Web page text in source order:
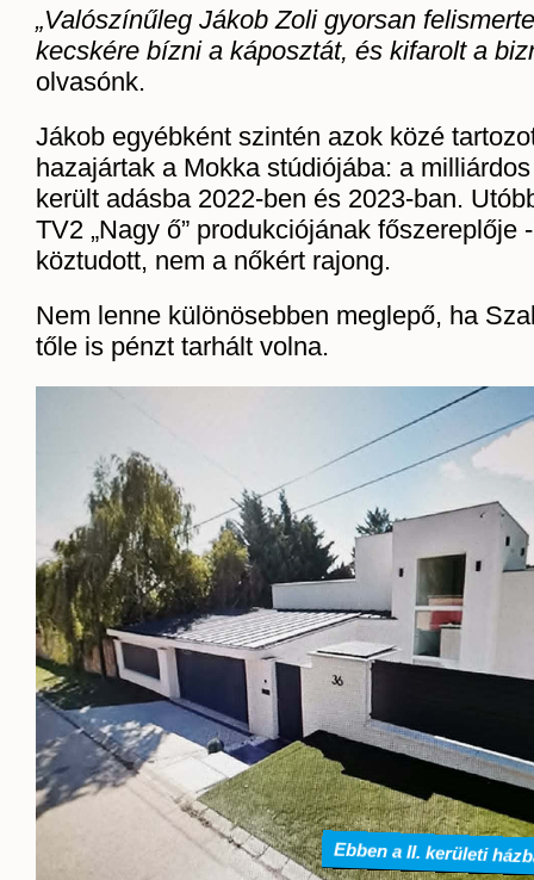
„Valószínűleg Jákob Zoli gyorsan
kecskére bízni a káposztát, és kifarolt a
olvasónk.
Jákob egyébként szintén azok közé
hazajártak a Mokka stúdiójába: a
került adásba 2022-ben és 2023-ban.
TV2 „Nagy ő” produkciójának főszereplője
köztudott, nem a nőkért rajong.
Nem lenne különösebben meglepő, ha
tőle is pénzt tarhált volna.
Ebben a II. kerületi